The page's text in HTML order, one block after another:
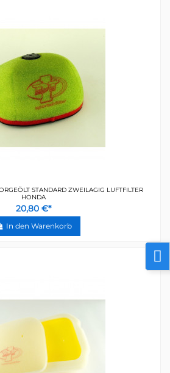
STANDARD ZWEILAGIG LUFTFILTER
HONDA
20,80 €*
In den Warenkorb